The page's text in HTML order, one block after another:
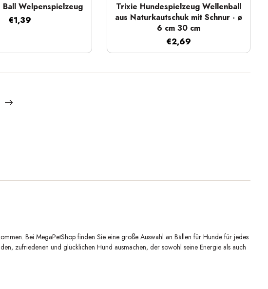
Welpenspielzeug
€1,39
Trixie Hundespielzeug Wellenball
aus Naturkautschuk mit Schnur - ø
6 cm 30 cm
€2,69
Bei MegaPetShop finden Sie eine große Auswahl an Bällen für Hunde für jedes
zufriedenen und glücklichen Hund ausmachen, der sowohl seine Energie als auch